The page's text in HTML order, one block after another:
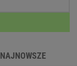
NAJNOWSZE